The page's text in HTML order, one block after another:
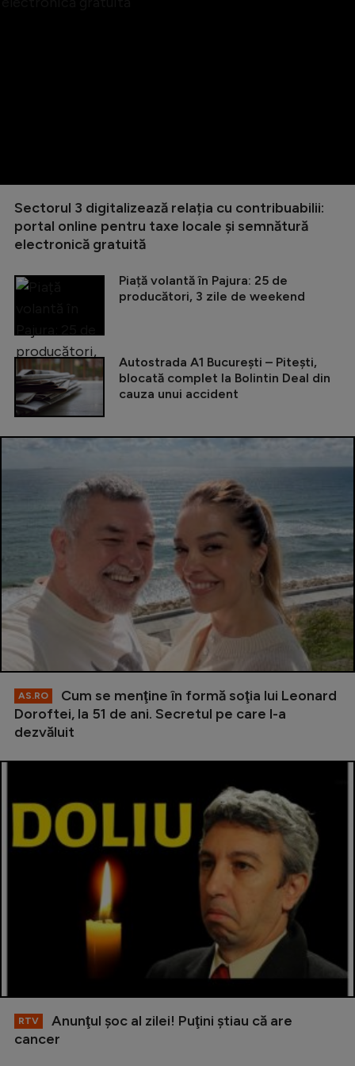
Sectorul 3 digitalizează relația cu contribuabilii:
portal online pentru taxe locale și semnătură
electronică gratuită
Piață volantă în Pajura: 25 de
producători, 3 zile de weekend
Autostrada A1 București – Pitești,
blocată complet la Bolintin Deal din
cauza unui accident
AS.RO
Cum se menţine în formă soţia lui Leonard
Doroftei, la 51 de ani. Secretul pe care l-a
dezvăluit
RTV
Anunţul şoc al zilei! Puţini ştiau că are
cancer